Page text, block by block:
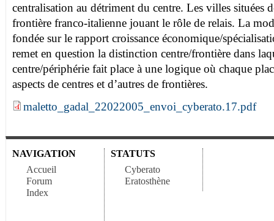
centralisation au détriment du centre. Les villes situées
frontière franco-italienne jouant le rôle de relais. La
fondée sur le rapport croissance économique/
remet en question la distinction centre/frontière dans
centre/périphérie fait place à une logique où chaque
aspects de centres et d’autres de frontières.
maletto_gadal_22022005_envoi_cyberato.17.pdf
NAVIGATION
Accueil
Forum
Index
STATUTS
Cyberato
Eratosthène